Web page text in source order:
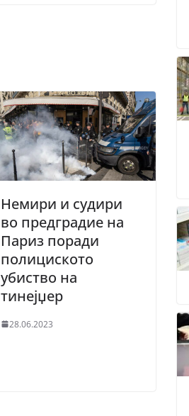
Немири и судири
во предградиe на
Париз поради
полициското
убиство на
тинејџер
28.06.2023